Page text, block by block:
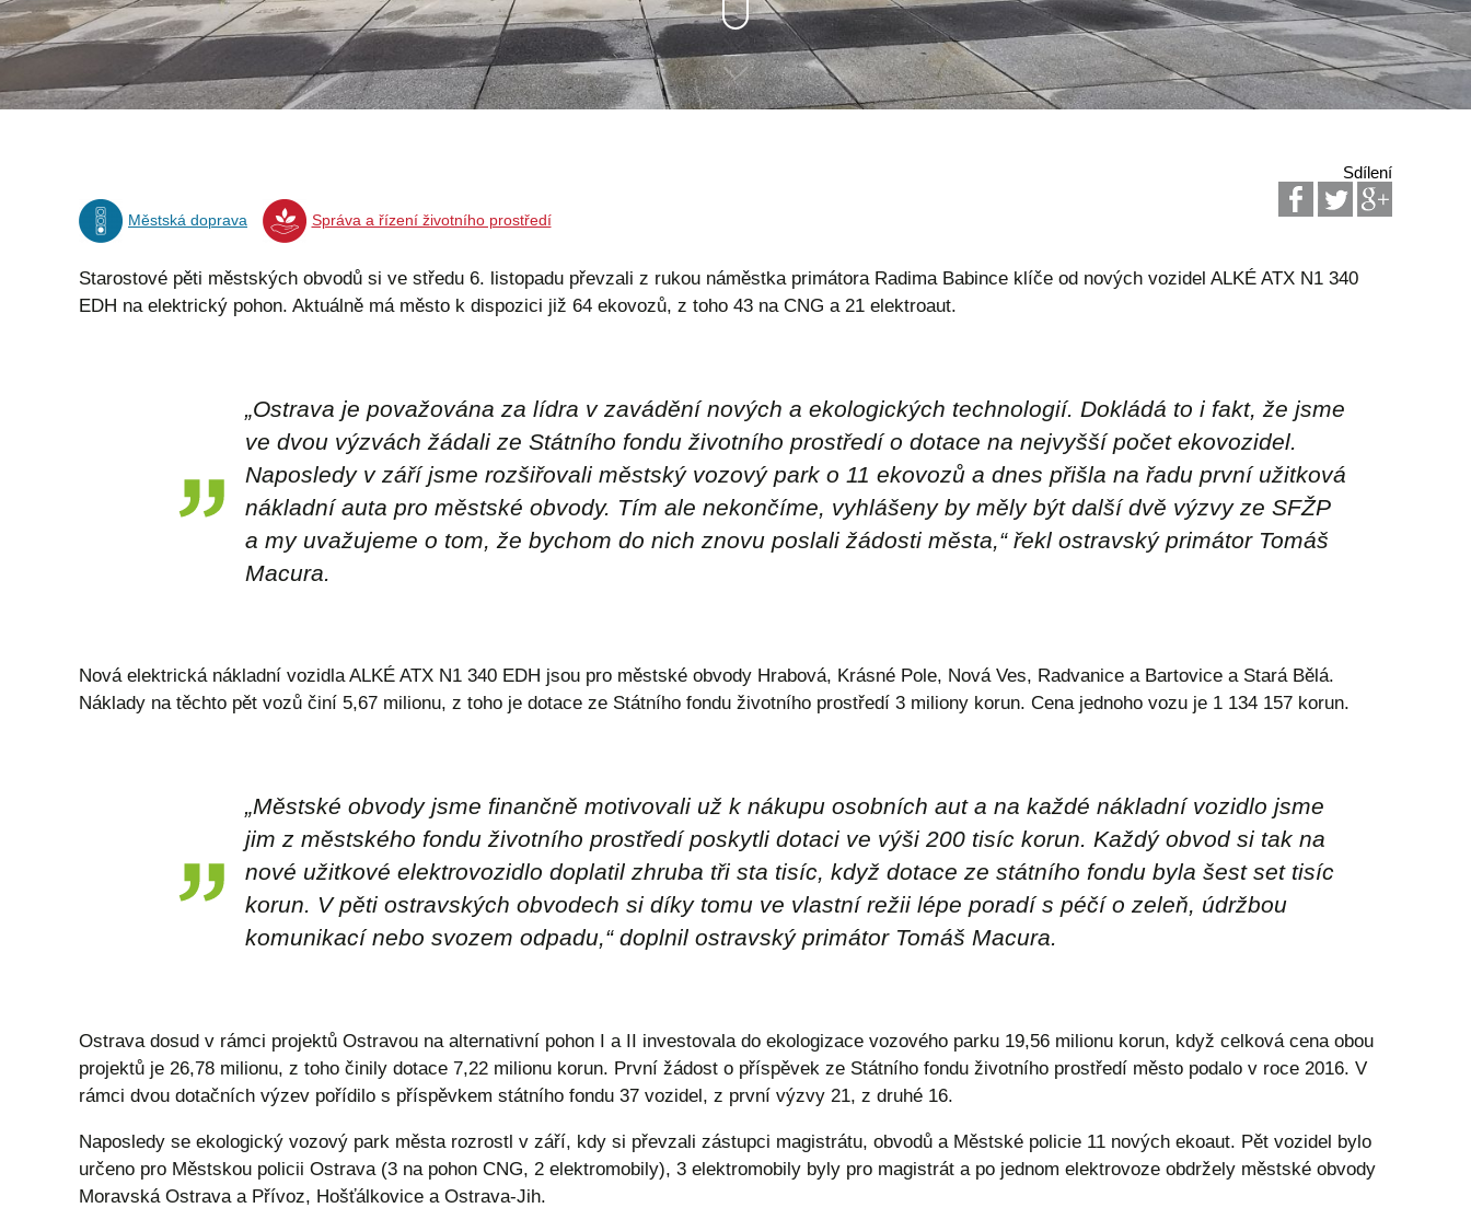
Sdílení
Městská doprava Správa a řízení životního prostředí
Starostové pěti městských obvodů si ve středu 6. listopadu převzali z rukou náměstka primátora Radima Babince klíče od nových vozidel ALKÉ ATX N1 340
EDH na elektrický pohon. Aktuálně má město k dispozici již 64 ekovozů, z toho 43 na CNG a 21 elektroaut.
„Ostrava je považována za lídra v zavádění nových a ekologických technologií. Dokládá to i fakt, že jsme
ve dvou výzvách žádali ze Státního fondu životního prostředí o dotace na nejvyšší počet ekovozidel.
Naposledy v září jsme rozšiřovali městský vozový park o 11 ekovozů a dnes přišla na řadu první užitková
nákladní auta pro městské obvody. Tím ale nekončíme, vyhlášeny by měly být další dvě výzvy ze SFŽP
a my uvažujeme o tom, že bychom do nich znovu poslali žádosti města,“ řekl ostravský primátor Tomáš
Macura.
Nová elektrická nákladní vozidla ALKÉ ATX N1 340 EDH jsou pro městské obvody Hrabová, Krásné Pole, Nová Ves, Radvanice a Bartovice a Stará Bělá.
Náklady na těchto pět vozů činí 5,67 milionu, z toho je dotace ze Státního fondu životního prostředí 3 miliony korun. Cena jednoho vozu je 1 134 157 korun.
„Městské obvody jsme finančně motivovali už k nákupu osobních aut a na každé nákladní vozidlo jsme
jim z městského fondu životního prostředí poskytli dotaci ve výši 200 tisíc korun. Každý obvod si tak na
nové užitkové elektrovozidlo doplatil zhruba tři sta tisíc, když dotace ze státního fondu byla šest set tisíc
korun. V pěti ostravských obvodech si díky tomu ve vlastní režii lépe poradí s péčí o zeleň, údržbou
komunikací nebo svozem odpadu,“ doplnil ostravský primátor Tomáš Macura.
Ostrava dosud v rámci projektů Ostravou na alternativní pohon I a II investovala do ekologizace vozového parku 19,56 milionu korun, když celková cena obou
projektů je 26,78 milionu, z toho činily dotace 7,22 milionu korun. První žádost o příspěvek ze Státního fondu životního prostředí město podalo v roce 2016. V
rámci dvou dotačních výzev pořídilo s příspěvkem státního fondu 37 vozidel, z první výzvy 21, z druhé 16.
Naposledy se ekologický vozový park města rozrostl v září, kdy si převzali zástupci magistrátu, obvodů a Městské policie 11 nových ekoaut. Pět vozidel bylo
určeno pro Městskou policii Ostrava (3 na pohon CNG, 2 elektromobily), 3 elektromobily byly pro magistrát a po jednom elektrovoze obdržely městské obvody
Moravská Ostrava a Přívoz, Hošťálkovice a Ostrava-Jih.